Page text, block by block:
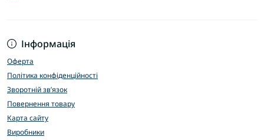
Інформація
Оферта
Політика конфіденційності
Зворотній зв’язок
Повернення товару
Карта сайту
Виробники